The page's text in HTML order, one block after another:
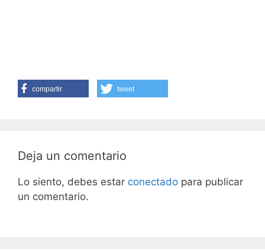
compartir tweet
Deja un comentario
Lo siento, debes estar conectado para publicar
un comentario.